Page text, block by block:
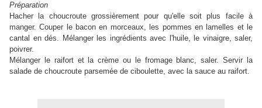
Préparation
Hacher la choucroute grossièrement pour qu'elle soit plus facile à
manger. Couper le bacon en morceaux, les pommes en lamelles et le
cantal en dés. Mélanger les ingrédients avec l'huile, le vinaigre, saler,
poivrer.
Mélanger le raifort et la crème ou le fromage blanc, saler. Servir la
salade de choucroute parsemée de ciboulette, avec la sauce au raifort.